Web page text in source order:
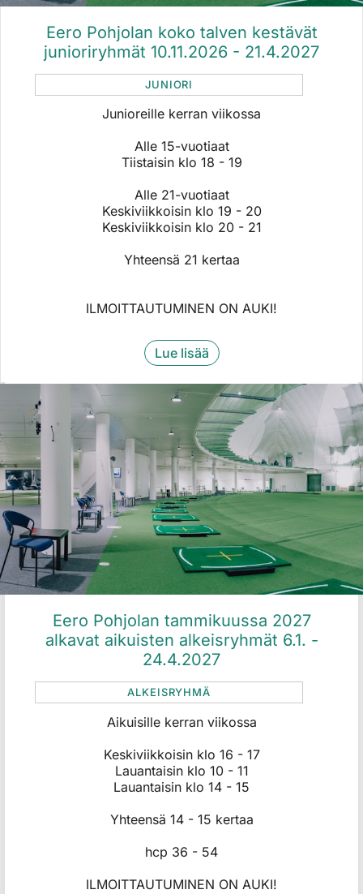
Eero Pohjolan koko talven kestävät
junioriryhmät 10.11.2026 - 21.4.2027
JUNIORI
Junioreille kerran viikossa
​​​​​​​Alle 15-vuotiaat
Tiistaisin klo 18 - 19
Alle 21-vuotiaat
​​​​​​Keskiviikkoisin klo 19 - 20
Keskiviikkoisin klo 20 - 21
​​​​​​​Yhteensä 21 kertaa
ILMOITTAUTUMINEN ON AUKI!
Lue lisää
Eero Pohjolan tammikuussa 2027
alkavat aikuisten alkeisryhmät 6.1. -
24.4.2027
ALKEISRYHMÄ
Aikuisille kerran viikossa
​​​​​​Keskiviikkoisin klo 16 - 17
Lauantaisin klo 10 - 11
Lauantaisin klo 14 - 15
​​​​​​​Yhteensä 14 - 15 kertaa
​​​​​​​hcp 36 - 54
ILMOITTAUTUMINEN ON AUKI!